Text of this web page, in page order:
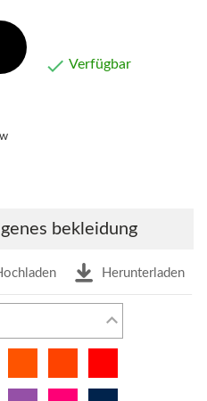
 Verfügbar
bekleidung
Herunterladen